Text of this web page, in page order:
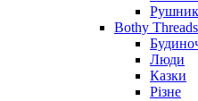
Bothy Threads
Люди
Казки
Різне